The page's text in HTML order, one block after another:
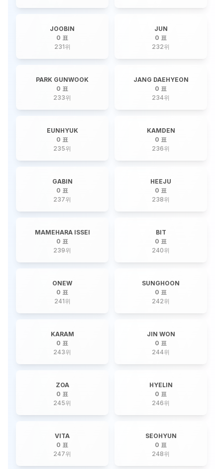
JOOBIN
0 표
231위
JUN
0 표
232위
PARK GUNWOOK
0 표
233위
JANG DAEHYEON
0 표
234위
EUNHYUK
0 표
235위
KAMDEN
0 표
236위
GABIN
0 표
237위
HEEJU
0 표
238위
MAMEHARA ISSEI
0 표
239위
BIT
0 표
240위
ONEW
0 표
241위
SUNGHOON
0 표
242위
KARAM
0 표
243위
JIN WON
0 표
244위
ZOA
0 표
245위
HYELIN
0 표
246위
VITA
0 표
247위
SEOHYUN
0 표
248위